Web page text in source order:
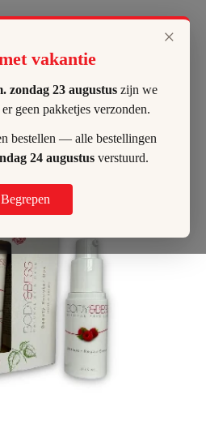
Box | Ultimate
×
vakantie
zondag 23 augustus zijn we
geen pakketjes verzonden.
bestellen — alle bestellingen
24 augustusverstuurd.
Begrepen